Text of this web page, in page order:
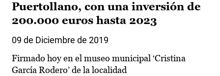
Puertollano, con una inversión de
200.000 euros hasta 2023
09 de Diciembre de 2019
Firmado hoy en el museo municipal ‘Cristina
García Rodero’ de la localidad